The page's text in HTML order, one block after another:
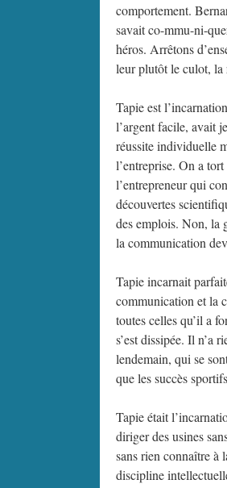
comportement.
savait co-mmu-ni-
héros. Arrêtons
leur plutôt le culot, la
Tapie est
l’argent facile, avait
réussite individuelle
l’entreprise. On a
l’entrepreneur qui
découvertes
des emplois. Non, la
la communication
Tapie incarnait
communication et la
toutes celles qu’il a
s’est dissipée. Il n’a
lendemain, qui se
que les succès
Tapie était
diriger des usines
sans rien connaître à
discipline